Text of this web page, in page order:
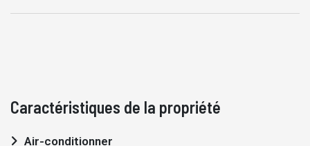
Caractéristiques de la propriété
Air-conditionner